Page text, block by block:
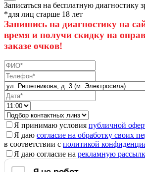
Записаться на бесплатную диагностику
*для лиц старше 18 лет
Запишись на диагностику на
время и получи скидку на
заказе очков!
Я принимаю условия публичной
Я даю согласие на обработку своих
в соответствии с политикой
Я даю согласие на рекламную